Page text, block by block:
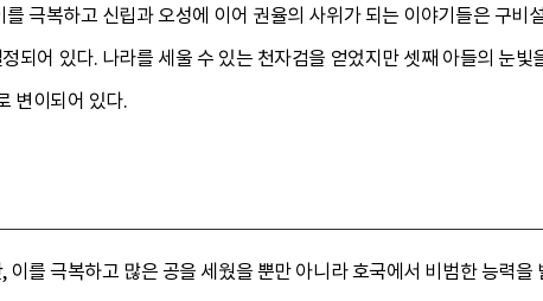
극복하고 신립과 오성에 이어 권율의 사위가 되는 이야기들은 구비
되어 있다. 나라를 세울 수 있는 천자검을 얻었지만 셋째 아들의 눈빛
변이되어 있다.
를 극복하고 많은 공을 세웠을 뿐만 아니라 호국에서 비범한 능력을